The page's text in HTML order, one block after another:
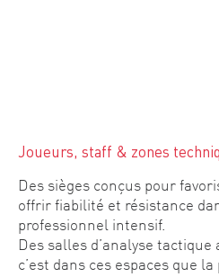
Joueurs, staff & zones
Des sièges conçus pour
offrir fiabilité et résistance
professionnel intensif.
Des salles d’analyse tactique
c’est dans ces espaces que